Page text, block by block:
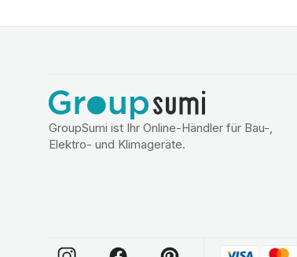
GroupSumi ist Ihr Online-Händler für Bau-,
Elektro- und Klimageräte.